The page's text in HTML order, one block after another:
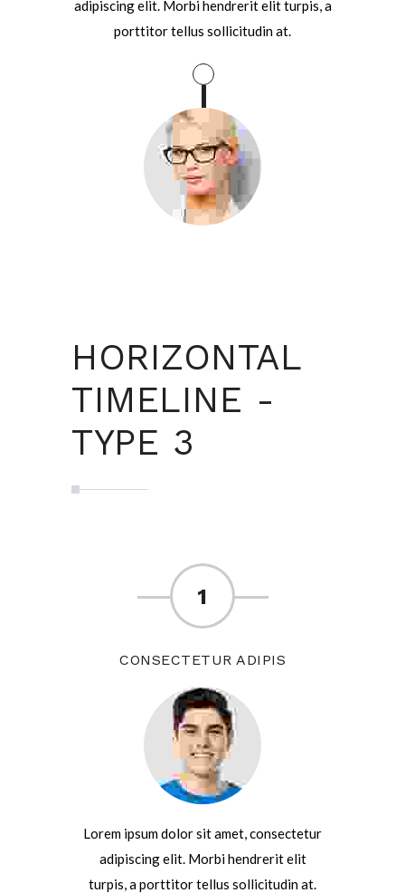
adipiscing elit. Morbi hendrerit elit turpis, a
porttitor tellus sollicitudin at.
HORIZONTAL
TIMELINE -
TYPE 3
1
CONSECTETUR ADIPIS
Lorem ipsum dolor sit amet, consectetur
adipiscing elit. Morbi hendrerit elit
turpis, a porttitor tellus sollicitudin at.